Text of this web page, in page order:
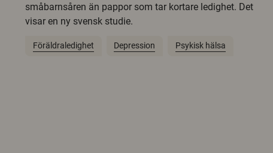
småbarnsåren än pappor som tar kortare ledighet. Det
visar en ny svensk studie.
Föräldraledighet Depression Psykisk hälsa